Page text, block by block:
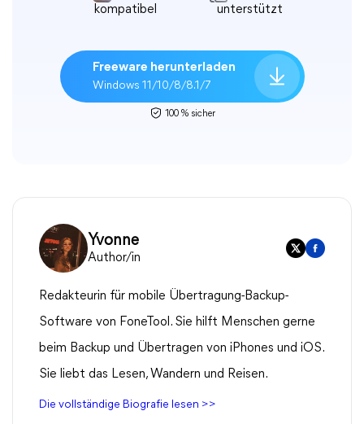
kompatibel
unterstützt
Freeware herunterladen
Windows 11/10/8/8.1/7
100 % sicher
Yvonne
Author/in
Redakteurin für mobile Übertragung-Backup-
Software von FoneTool. Sie hilft Menschen gerne
beim Backup und Übertragen von iPhones und iOS.
Sie liebt das Lesen, Wandern und Reisen.
Die vollständige Biografie lesen >>